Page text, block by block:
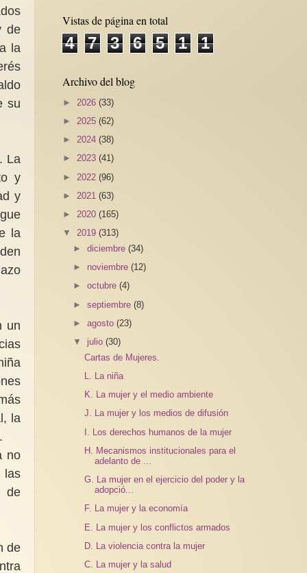
de
la
su
La
y
y
la
un
la
no
las
de
de
Vistas de página en total
4 7 3 6 5 1 1
Archivo del blog
► 2026 (33)
► 2025 (62)
► 2024 (38)
► 2023 (41)
► 2022 (96)
► 2021 (63)
► 2020 (165)
▼ 2019 (313)
►diciembre(34)
► noviembre(12)
►octubre(4)
►septiembre(8)
►agosto(23)
▼ julio(30)
Cartas de Mujeres.
L. La niña
K. La mujer y el medio ambiente
J. La mujer y los medios de difusión
I. Los derechos humanos de la mujer
H. Mecanismos institucionales para el
adelanto de ...
G. La mujer en el ejercicio del poder y la
adopció...
F. La mujer y la economía
E. La mujer y los conflictos armados
D. La violencia contra la mujer
C. La mujer y la salud